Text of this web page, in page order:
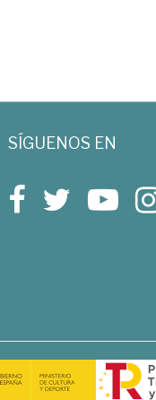
SÍGUENOS EN